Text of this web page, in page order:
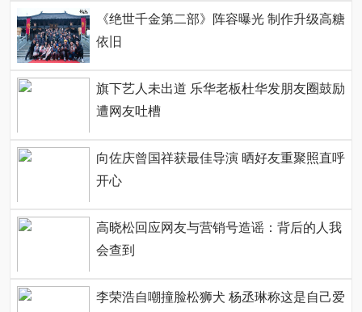
《绝世千金第二部》阵容曝光 制作升级高糖
依旧
旗下艺人未出道 乐华老板杜华发朋友圈鼓励
遭网友吐槽
向佐庆曾国祥获最佳导演 晒好友重聚照直呼
开心
高晓松回应网友与营销号造谣：背后的人我
会查到
李荣浩自嘲撞脸松狮犬 杨丞琳称这是自己爱